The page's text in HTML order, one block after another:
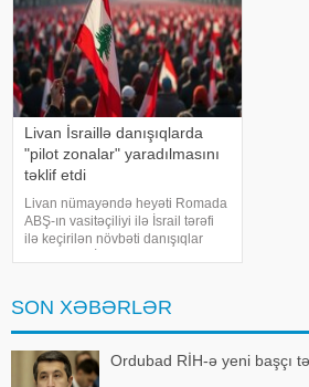
Livan İsraillə danışıqlarda
"pilot zonalar" yaradılmasını
təklif etdi
Livan nümayəndə heyəti Romada
ABŞ-ın vasitəçiliyi ilə İsrail tərəfi
ilə keçirilən növbəti danışıqlar
edib. Bu barəd
SON XƏBƏRLƏR
Ordubad RİH-ə yeni başçı